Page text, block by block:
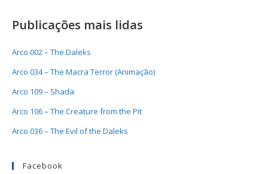
Publicações mais lidas
Arco 002 – The Daleks
Arco 034 – The Macra Terror (Animação)
Arco 109 – Shada
Arco 106 – The Creature from the Pit
Arco 036 – The Evil of the Daleks
Facebook